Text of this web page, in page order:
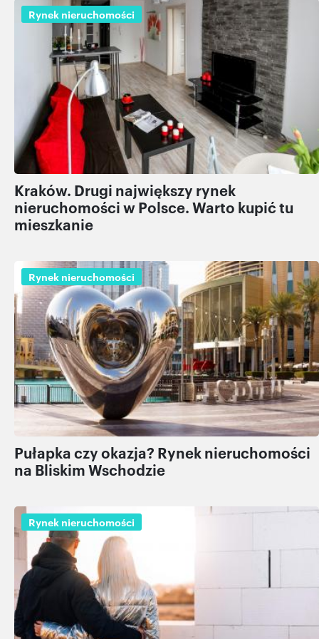
Rynek nieruchomości
Kraków. Drugi największy rynek
nieruchomości w Polsce. Warto kupić tu
mieszkanie
Rynek nieruchomości
Pułapka czy okazja? Rynek nieruchomości
na Bliskim Wschodzie
Rynek nieruchomości